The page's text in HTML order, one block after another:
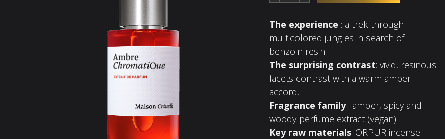
The experience : a trek through
multicolored jungles in search of
benzoin resin.
The surprising contrast: vivid, resinous
facets contrast with a warm amber
accord.
Fragrance family: amber, spicy and
woody perfume extract (vegan).
Key raw materials: ORPUR incense